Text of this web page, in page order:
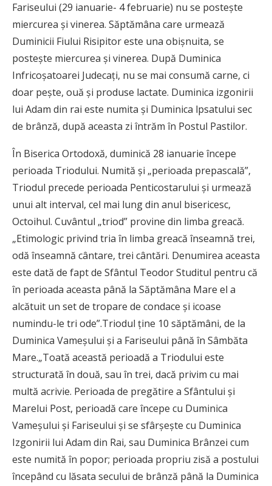
Fariseului (29 ianuarie- 4 februarie) nu se posteşte
miercurea şi vinerea. Săptămâna care urmează
Duminicii Fiului Risipitor este una obişnuita, se
posteşte miercurea şi vinerea. După Duminica
Infricoşatoarei Judecaţi, nu se mai consumă carne, ci
doar peşte, ouă şi produse lactate. Duminica izgonirii
lui Adam din rai este numita şi Duminica lpsatului sec
de brânză, după aceasta zi întrăm în Postul Pastilor.
În Biserica Ortodoxă, duminică 28 ianuarie începe
perioada Triodului. Numită şi „perioada prepascală”,
Triodul precede perioada Penticostarului şi urmează
unui alt interval, cel mai lung din anul bisericesc,
Octoihul. Cuvântul „triod” provine din limba greacă.
„Etimologic privind tria în limba greacă înseamnă trei,
odă înseamnă cântare, trei cântări. Denumirea aceasta
este dată de fapt de Sfântul Teodor Studitul pentru că
în perioada aceasta până la Săptămâna Mare el a
alcătuit un set de tropare de condace şi icoase
numindu-le tri ode”.Triodul ţine 10 săptămâni, de la
Duminica Vameşului şi a Fariseului până în Sâmbăta
Mare.„Toată această perioadă a Triodului este
structurată în două, sau în trei, dacă privim cu mai
multă acrivie. Perioada de pregătire a Sfântului şi
Marelui Post, perioadă care începe cu Duminica
Vameşului şi Fariseului şi se sfârşeşte cu Duminica
Izgonirii lui Adam din Rai, sau Duminica Brânzei cum
este numită în popor; perioada propriu zisă a postului
începând cu lăsata secului de brânză până la Duminica